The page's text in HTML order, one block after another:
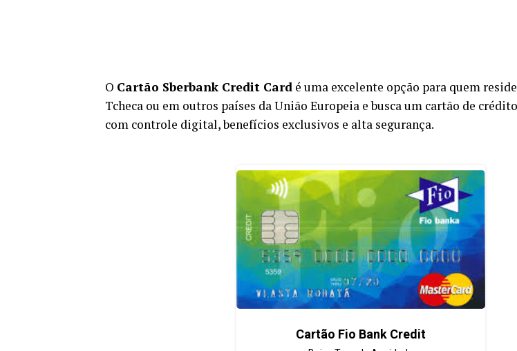
O Cartão Sberbank Credit Card é uma excelente opção para quem
Tcheca ou em outros países da União Europeia e busca um cartão de
com controle digital, benefícios exclusivos e alta segurança.
Cartão Fio Bank Credit